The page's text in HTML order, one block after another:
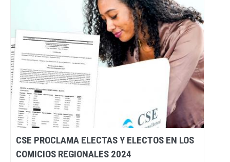
CSE PROCLAMA ELECTAS Y ELECTOS EN LOS
COMICIOS REGIONALES 2024